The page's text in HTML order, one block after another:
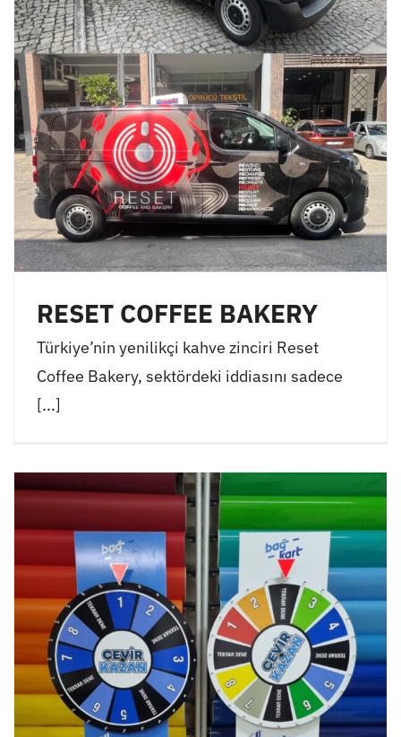
RESET COFFEE BAKERY
Türkiye’nin yenilikçi kahve zinciri Reset
Coffee Bakery, sektördeki iddiasını sadece
[...]